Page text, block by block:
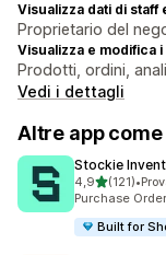
Visualizza dati di staff
Proprietario del
Visualizza e modifica
Prodotti, ordini,
Vedi i dettagli
Altre app
Stockie
4,9stelle su 5
(121)
121 recensioni
•
Purchase
Built for